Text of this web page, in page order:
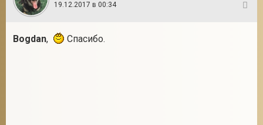
19.12.2017 в 00:34
Bogdan, Спасибо.